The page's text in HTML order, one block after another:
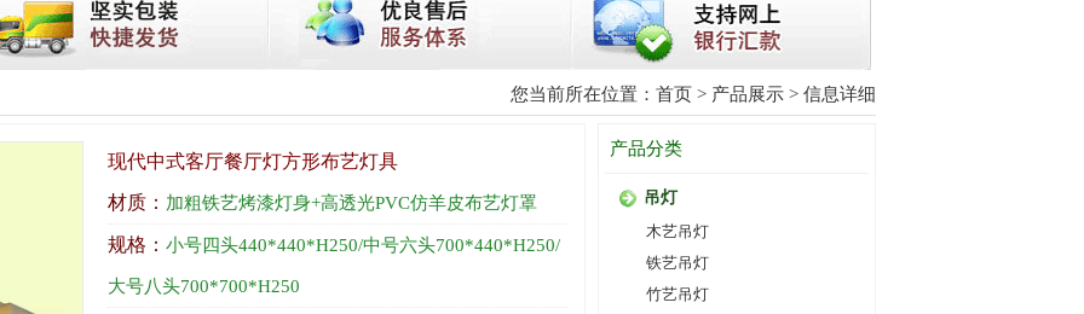
您当前所在位置： 首页 > 产品展示 > 信息详细
现代中式客厅餐厅灯方形布艺灯具
材质： 加粗铁艺烤漆灯身+高透光PVC仿羊皮布艺灯罩
规格： 小号四头440*440*H250/中号六头700*440*H250/
大号八头700*700*H250
产品分类
吊灯
木艺吊灯
铁艺吊灯
竹艺吊灯